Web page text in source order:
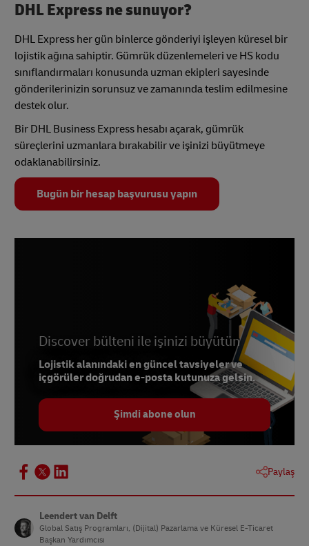
DHL Express ne sunuyor?
DHL Express her gün binlerce gönderiyi işleyen küresel bir
lojistik ağına sahiptir. Gümrük düzenlemeleri ve HS kodu
sınıflandırmaları konusunda uzman ekipleri sayesinde
gönderilerinizin sorunsuz ve zamanında teslim edilmesine
destek olur.
Bir DHL Business Express hesabı açarak, gümrük
süreçlerini uzmanlara bırakabilir ve işinizi büyütmeye
odaklanabilirsiniz.
Bugün bir hesap başvurusu yapın
Discover bülteni ile işinizi büyütün
Lojistik alanındaki en güncel tavsiyeler ve
içgörüler doğrudan e-posta kutunuza gelsin.
Şimdi abone olun
Paylaş
Leendert van Delft
Global Satış Programları, (Dijital) Pazarlama ve Küresel E-Ticaret
Başkan Yardımcısı